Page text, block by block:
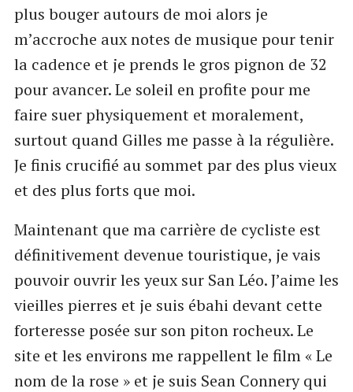
plus bouger autours de moi alors je
m’accroche aux notes de musique pour tenir
la cadence et je prends le gros pignon de 32
pour avancer. Le soleil en profite pour me
faire suer physiquement et moralement,
surtout quand Gilles me passe à la régulière.
Je finis crucifié au sommet par des plus vieux
et des plus forts que moi.
Maintenant que ma carrière de cycliste est
définitivement devenue touristique, je vais
pouvoir ouvrir les yeux sur San Léo. J’aime les
vieilles pierres et je suis ébahi devant cette
forteresse posée sur son piton rocheux. Le
site et les environs me rappellent le film « Le
nom de la rose » et je suis Sean Connery qui